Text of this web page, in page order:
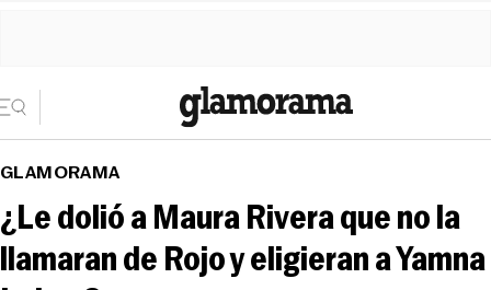
GLAMORAMA
¿Le dolió a Maura Rivera que no la
llamaran de Rojo y eligieran a Yamna